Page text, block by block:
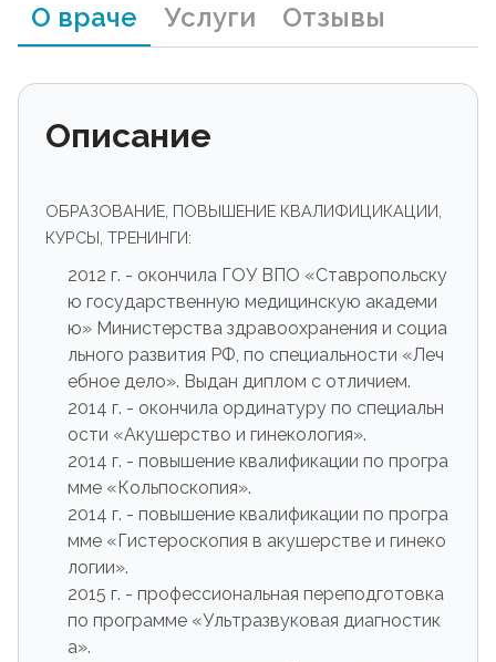
О враче Услуги Отзывы
Описание
ОБРАЗОВАНИЕ, ПОВЫШЕНИЕ КВАЛИФИЦИКАЦИИ,
КУРСЫ, ТРЕНИНГИ:
2012 г. - окончила ГОУ ВПО «Ставропольску
ю государственную медицинскую академи
ю» Министерства здравоохранения и социа
льного развития РФ, по специальности «Леч
ебное дело». Выдан диплом с отличием.
2014 г. - окончила ординатуру по специальн
ости «Акушерство и гинекология».
2014 г. - повышение квалификации по програ
мме «Кольпоскопия».
2014 г. - повышение квалификации по програ
мме «Гистероскопия в акушерстве и гинеко
логии».
2015 г. - профессиональная переподготовка
по программе «Ультразвуковая диагностик
а».